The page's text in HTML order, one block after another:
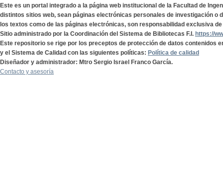
Este es un portal integrado a la página web institucional de la Facultad de
distintos sitios web, sean páginas electrónicas personales de investigación o
los textos como de las páginas electrónicas, son responsabilidad exclusiva
Sitio administrado por la Coordinación del Sistema de Bibliotecas F.I. https://
Este repositorio se rige por los preceptos de protección de datos contenidos
y el Sistema de Calidad con las siguientes políticas: Política de calidad
Diseñador y administrador: Mtro Sergio Israel Franco García.
Contacto y asesoría